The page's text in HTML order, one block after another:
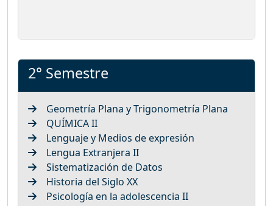
2° Semestre
Geometría Plana y Trigonometría Plana
QUÍMICA II
Lenguaje y Medios de expresión
Lengua Extranjera II
Sistematización de Datos
Historia del Siglo XX
Psicología en la adolescencia II